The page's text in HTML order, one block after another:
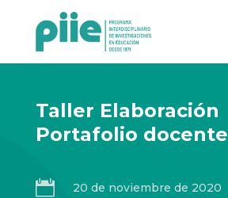
Taller Elaboración
Portafolio docente
 20 de noviembre de 2020